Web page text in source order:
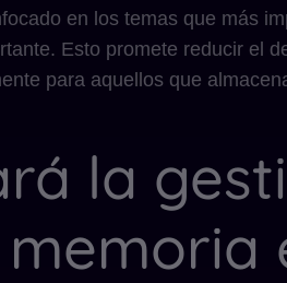
en los temas que más
Esto promete reducir el
para aquellos que
la